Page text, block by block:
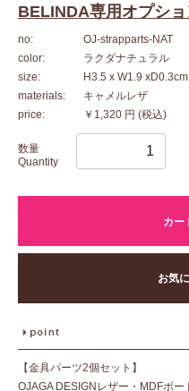
BELINDA専用オプシ
no:
OJ-strapparts-NAT
color:
ラクダナチュラル
size:
H3.5 x W1.9 xD0.3cm
materials:
キャメルレザ
price:
￥1,320 円 (税込)
数量
Quantity
カー
お気
【金具パーツ2個セット】
OJAGA DESIGNレザー・MDFボ